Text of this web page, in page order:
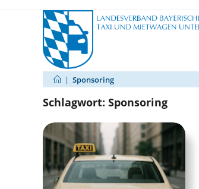
| Sponsoring
Schlagwort: Sponsoring